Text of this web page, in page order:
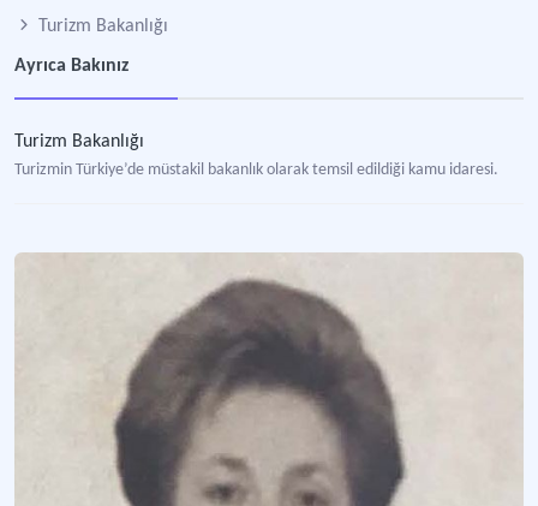
Turizm Bakanlığı
Ayrıca Bakınız
Turizm Bakanlığı
Turizmin Türkiye’de müstakil bakanlık olarak temsil edildiği kamu idaresi.